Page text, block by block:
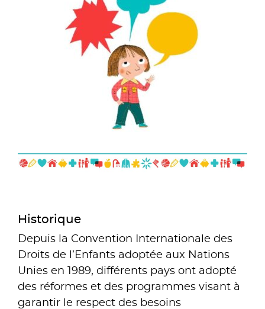
Historique
Depuis la Convention Internationale des
Droits de l’Enfants adoptée aux Nations
Unies en 1989, différents pays ont adopté
des réformes et des programmes visant à
garantir le respect des besoins